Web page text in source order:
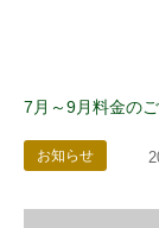
7月～9月料金の
お知らせ